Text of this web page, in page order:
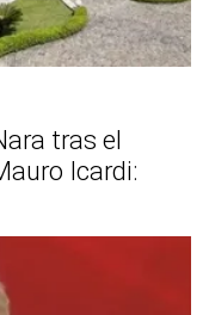
tras el
Icardi: